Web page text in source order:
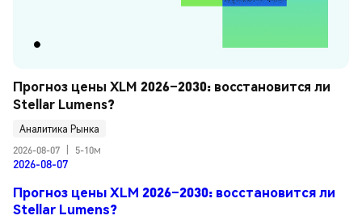
Прогноз цены XLM 2026–2030: восстановится ли
Stellar Lumens?
Аналитика Рынка
2026-08-07
5-10м
2026-08-07
Прогноз цены XLM 2026–2030: восстановится ли
Stellar Lumens?